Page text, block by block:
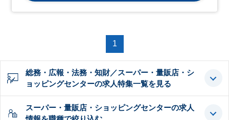
1
総務・広報・法務・知財／スーパー・量販店・シ
ョッピングセンターの求人特集一覧を見る
スーパー・量販店・ショッピングセンターの求人